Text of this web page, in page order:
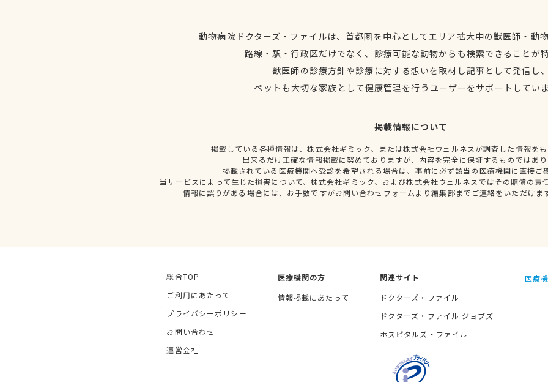
動物病院ドクターズ・ファイルは、首都圏を中心としてエリア拡大中の獣医師・動
路線・駅・行政区だけでなく、診療可能な動物からも検索できることが
獣医師の診療方針や診療に対する想いを取材し記事として発信し
ペットも大切な家族として健康管理を行うユーザーをサポートしてい
掲載情報について
掲載している各種情報は、株式会社ギミック、または株式会社ウェルネスが調査した情報を
出来るだけ正確な情報掲載に努めておりますが、内容を完全に保証するものではあ
掲載されている医療機関へ受診を希望される場合は、事前に必ず該当の医療機関に直接ご
当サービスによって生じた損害について、株式会社ギミック、および株式会社ウェルネスではその賠償の責
情報に誤りがある場合には、お手数ですがお問い合わせフォームより編集部までご連絡をいただけま
総合TOP
ご利用にあたって
プライバシーポリシー
お問い合わせ
運営会社
医療機関の方
情報掲載にあたって
関連サイト
ドクターズ・ファイル
ドクターズ・ファイル ジョブズ
ホスピタルズ・ファイル
医療